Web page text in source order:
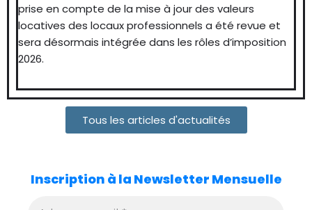
prise en compte de la mise à jour des valeurs
locatives des locaux professionnels a été revue et
sera désormais intégrée dans les rôles d’imposition
2026.
Tous les articles d'actualités
Inscription à la Newsletter Mensuelle